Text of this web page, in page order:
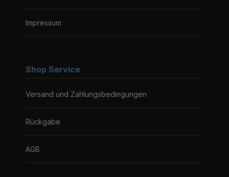
Impressum
Shop Service
Versand und Zahlungsbedingungen
Rückgabe
AGB